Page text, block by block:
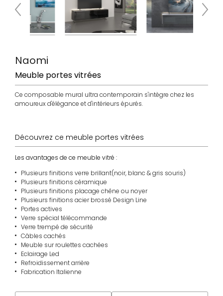
Naomi
Meuble portes vitrées
Ce composable mural ultra contemporain s'intègre chez les
amoureux d'élégance et d'intérieurs épurés.
Découvrez ce meuble portes vitrées
Les avantages de ce meuble vitré :
Plusieurs finitions verre brillant(noir, blanc & gris souris)
Plusieurs finitions céramique
Plusieurs finitions placage chêne ou noyer
Plusieurs finitions acier brossé Design Line
Portes actives
Verre spécial télécommande
Verre trempé de sécurité
Câbles cachés
Meuble sur roulettes cachées
Eclairage Led
Refroidissement arrière
Fabrication Italienne